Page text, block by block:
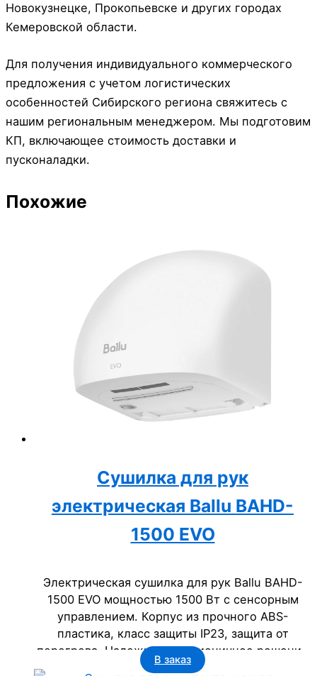
Новокузнецке, Прокопьевске и других городах
Кемеровской области.
Для получения индивидуального коммерческого
предложения с учетом логистических
особенностей Сибирского региона свяжитесь с
нашим региональным менеджером. Мы подготовим
КП, включающее стоимость доставки и
пусконаладки.
Похожие
Сушилка для рук
электрическая Ballu BAHD-
1500 EVO
Электрическая сушилка для рук Ballu BAHD-
1500 EVO мощностью 1500 Вт с сенсорным
управлением. Корпус из прочного ABS-
пластика, класс защиты IP23, защита от
перегрева. Надежное и гигиеничное решение
для бизнеса: офисов, гостиниц, торговых
В заказ